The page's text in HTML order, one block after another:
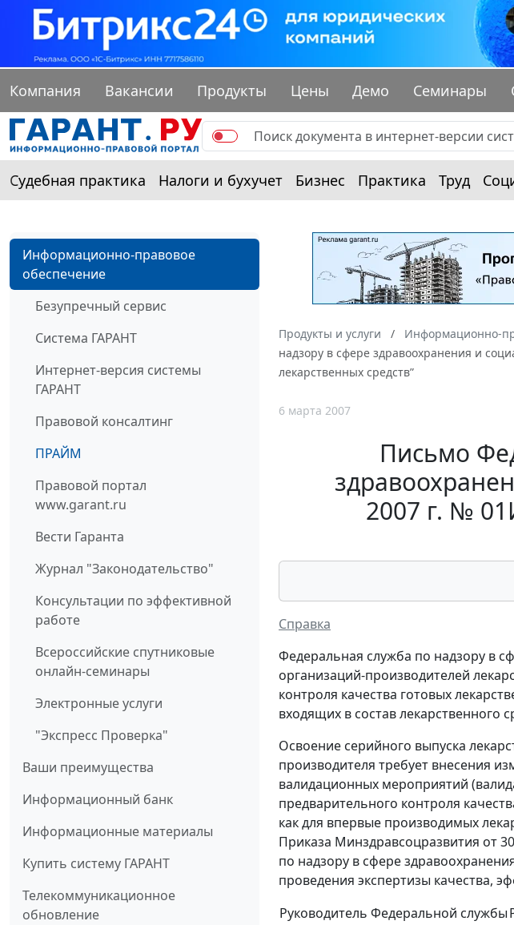
Компания Вакансии Продукты Цены Демо Семинары
Судебная практика Налоги и бухучет Бизнес Практика Труд
Информационно-правовое
обеспечение
Безупречный сервис
Система ГАРАНТ
Интернет-версия системы
ГАРАНТ
Правовой консалтинг
ПРАЙМ
Правовой портал
www.garant.ru
Вести Гаранта
Журнал "Законодательство"
Консультации по эффективной
работе
Всероссийские спутниковые
онлайн-семинары
Электронные услуги
"Экспресс Проверка"
Ваши преимущества
Информационный банк
Информационные материалы
Купить систему ГАРАНТ
Телекоммуникационное
обновление
Продукты и услуги Информационно-
надзору в сфере здравоохранения и
лекарственных средств”
6 марта 2007
Письмо
2007 г. №
Справка
Федеральная служба по надзору в
организаций-производителей
контроля качества готовых
входящих в состав лекарственного
Освоение серийного выпуска
производителя требует внесения
валидационных мероприятий
предварительного контроля
как для впервые производимых
Приказа Минздравсоцразвития от
по надзору в сфере
проведения экспертизы качества,
Руководитель Федеральной службы